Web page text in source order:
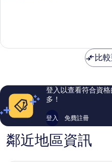
節
棒
評
論
比
登入以查看符合資
多！
登入 免費註冊
鄰近地區資訊